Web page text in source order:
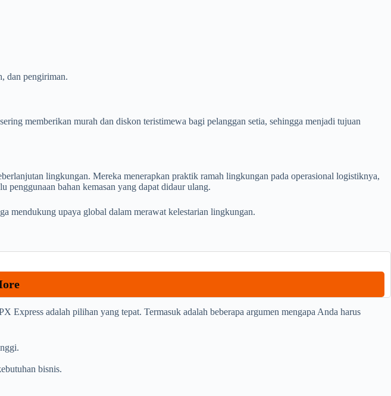
dan pengiriman.
memberikan murah dan diskon teristimewa bagi pelanggan setia, sehingga menjadi tujuan
lingkungan. Mereka menerapkan praktik ramah lingkungan pada operasional logistiknya,
penggunaan bahan kemasan yang dapat didaur ulang.
mendukung upaya global dalam merawat kelestarian lingkungan.
adalah pilihan yang tepat. Termasuk adalah beberapa argumen mengapa Anda harus
bisnis.